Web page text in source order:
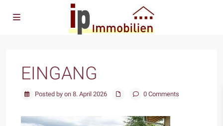
EINGANG
Posted by on 8. April 2026 0 Comments